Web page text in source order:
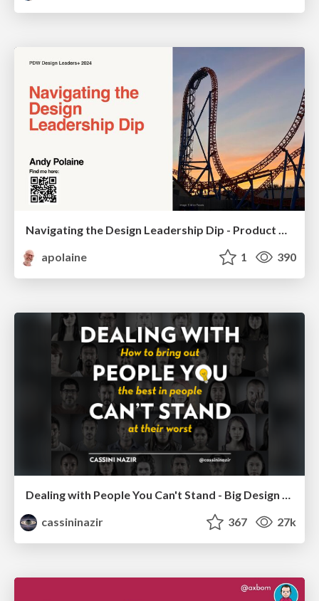
Navigating the Design Leadership Dip - Product Design Week Design Leaders+ Conference 2024
apolaine
1 390
Dealing with People You Can't Stand - Big Design 2015
cassininazir
367 27k